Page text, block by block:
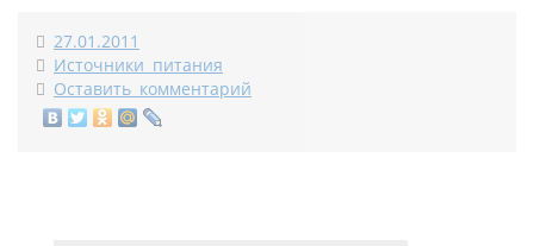
27.01.2011
Источники питания
Оставить комментарий